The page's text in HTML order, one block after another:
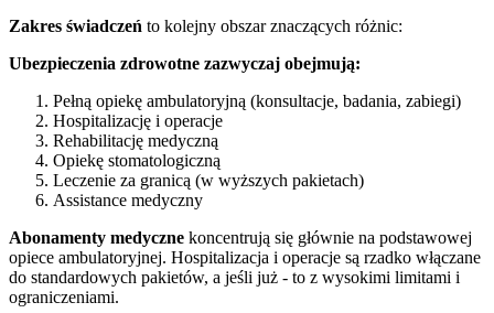
Zakres świadczeń to kolejny obszar znaczących różnic:
Ubezpieczenia zdrowotne zazwyczaj obejmują:
Pełną opiekę ambulatoryjną (konsultacje, badania, zabiegi)
Hospitalizację i operacje
Rehabilitację medyczną
Opiekę stomatologiczną
Leczenie za granicą (w wyższych pakietach)
Assistance medyczny
Abonamenty medyczne koncentrują się głównie na podstawowej
opiece ambulatoryjnej. Hospitalizacja i operacje są rzadko włączane
do standardowych pakietów, a jeśli już - to z wysokimi limitami i
ograniczeniami.